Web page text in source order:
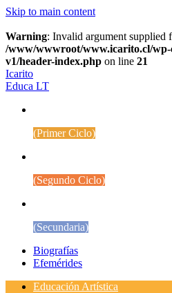
Skip to main content
Warning: Invalid argument supplied
/www/wwwroot/www.icarito.cl/wp-
v1/header-index.php on line 21
Icarito
Educa LT
(Primer Ciclo)
(Segundo Ciclo)
(Secundaria)
Biografías
Efemérides
Educación Artística